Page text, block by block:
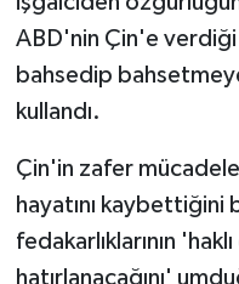
ABD'nin Çin'e
bahsedip
kullandı.
Çin'in zafer
hayatını
fedakarlıklarının
hatırlanacağını'